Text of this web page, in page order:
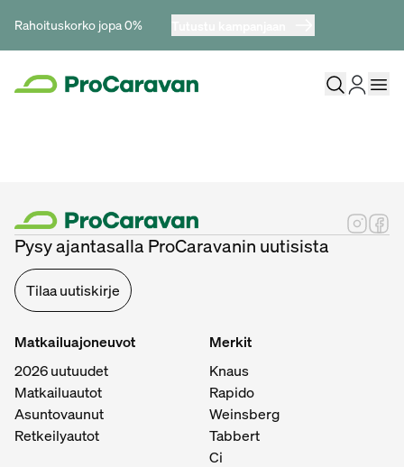
Rahoituskorko jopa 0%
Pysy ajantasalla ProCaravanin uutisista
Tilaa uutiskirje
Matkailuajoneuvot
2026 uutuudet
Matkailuautot
Asuntovaunut
Retkeilyautot
Merkit
Knaus
Rapido
Weinsberg
Tabbert
Ci